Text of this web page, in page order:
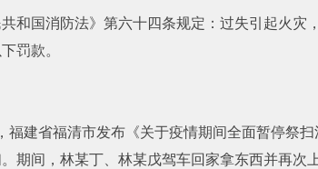
共和国消防法》第六十四条规定：过失引起火
罚款。
福建省福清市发布《关于疫情期间全面暂停祭
期间，林某丁、林某戊驾车回家拿东西并再